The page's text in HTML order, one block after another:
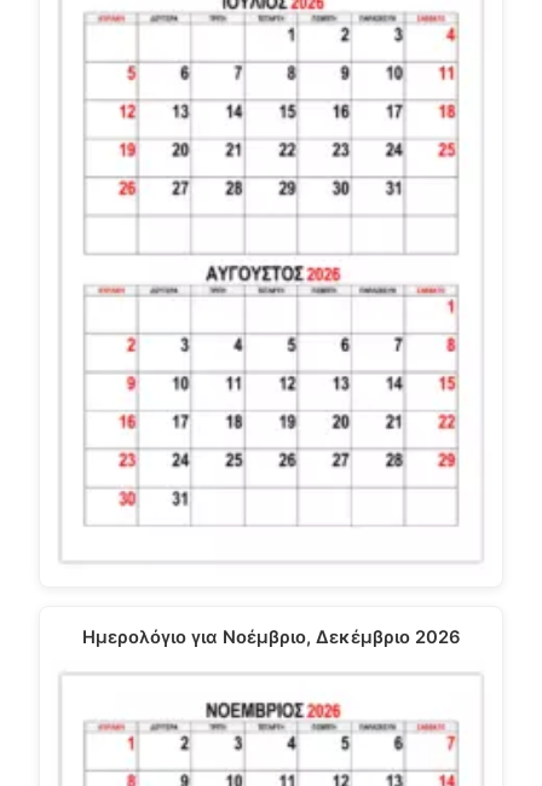
Ημερολόγιο για Νοέμβριο, Δεκέμβριο 2026